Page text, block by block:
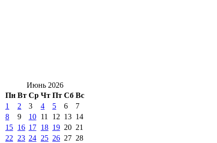
Июнь 2026
Пн Вт Ср Чт Пт Сб Вс
1
2 3 4 5 6
7
8
9 10 11 12 13 14
15 16 17 18 19 20 21
22
23 24 25 26 27 28